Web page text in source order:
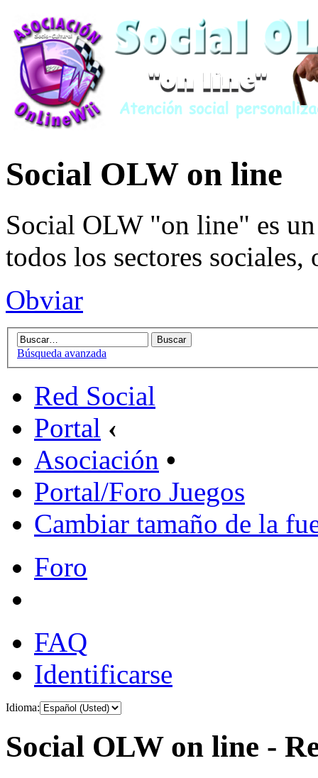
Social OLW on line
Social OLW "on line" es
todos los sectores sociales,
Obviar
Búsqueda avanzada
Red Social
Portal ‹
Asociación •
Portal/Foro Juegos
Cambiar tamaño de la
Foro
FAQ
Identificarse
Idioma:
Social OLW on line -